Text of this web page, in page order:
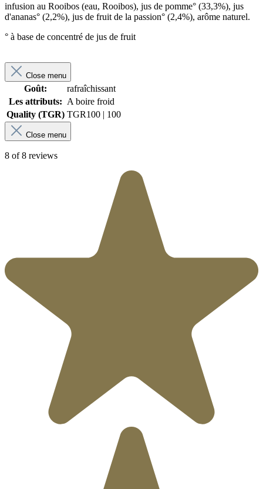
infusion au Rooibos (eau, Rooibos), jus de pomme° (33,3%), jus
d'ananas° (2,2%), jus de fruit de la passion° (2,4%), arôme naturel.
° à base de concentré de jus de fruit
Close menu
Goût:
rafraîchissant
Les attributs: A boire froid
Quality (TGR) TGR100 | 100
Close menu
8 of 8 reviews